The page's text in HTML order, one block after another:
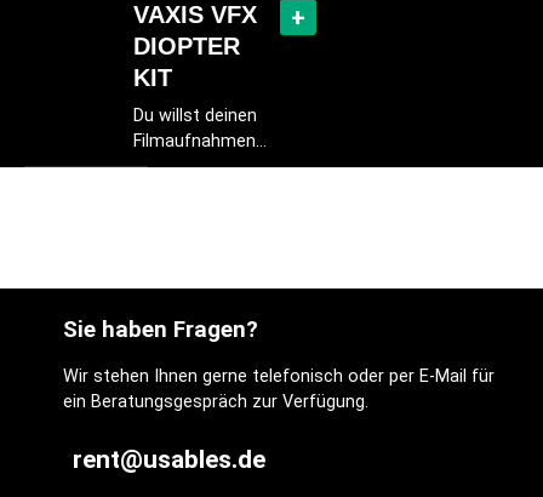
VAXIS VFX
DIOPTER
KIT
Du willst deinen
Filmaufnahmen
mit
letzten Schliff
verpassen?
Dann ist das
VAXIS VFX
114mm Diopter
Richtige für dich.
+
Sie haben Fragen?
Wir stehen Ihnen gerne telefonisch oder per E-Mail für
ein Beratungsgespräch zur Verfügung.
rent@usables.de